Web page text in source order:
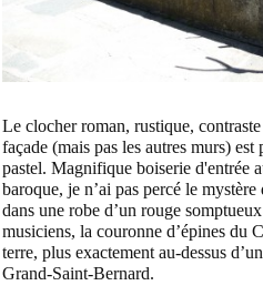
Le clocher roman, rustique,
façade (mais pas les autres murs) est
pastel. Magnifique boiserie d'entrée
baroque, je n’ai pas percé le
dans une robe d’un rouge
musiciens, la couronne d’épines du
terre, plus exactement au-dessus
Grand-Saint-Bernard.